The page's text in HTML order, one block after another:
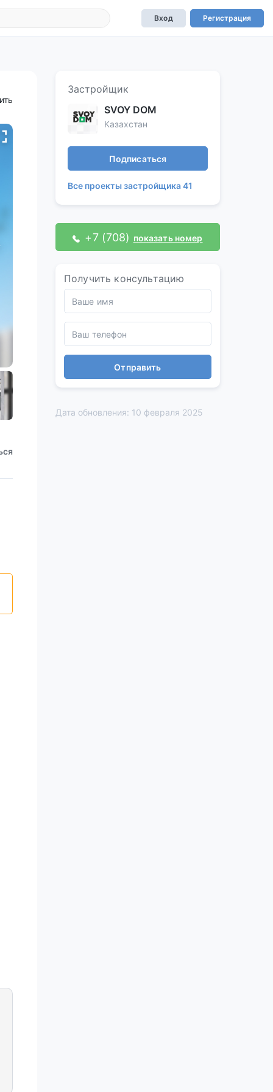
Вход Регистрация
Застройщик
SVOY DOM
Казахстан
Подписаться
Все проекты застройщика 41
+7 (708) показать номер
Получить консультацию
Отправить
Дата обновления: 10 февраля 2025